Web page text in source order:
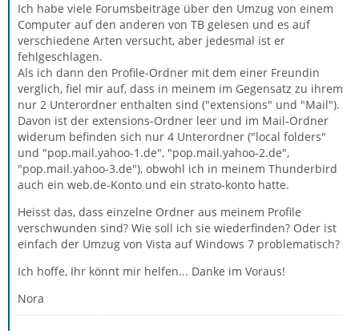
Ich habe viele Forumsbeiträge über den Umzug von einem
Computer auf den anderen von TB gelesen und es auf
verschiedene Arten versucht, aber jedesmal ist er
fehlgeschlagen.
Als ich dann den Profile-Ordner mit dem einer Freundin
verglich, fiel mir auf, dass in meinem im Gegensatz zu ihrem
nur 2 Unterordner enthalten sind ("extensions" und "Mail").
Davon ist der extensions-Ordner leer und im Mail-Ordner
widerum befinden sich nur 4 Unterordner ("local folders"
und "pop.mail.yahoo-1.de", "pop.mail.yahoo-2.de",
"pop.mail.yahoo-3.de"), obwohl ich in meinem Thunderbird
auch ein web.de-Konto und ein strato-konto hatte.
Heisst das, dass einzelne Ordner aus meinem Profile
verschwunden sind? Wie soll ich sie wiederfinden? Oder ist
einfach der Umzug von Vista auf Windows 7 problematisch?
Ich hoffe, Ihr könnt mir helfen... Danke im Voraus!
Nora